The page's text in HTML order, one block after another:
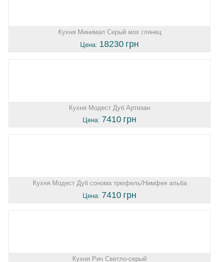
Кухня Минимал Серый мох глянец
Цена: 18230 грн
Кухня Модест Дуб Артизан
Цена: 7410 грн
Кухня Модест Дуб сонома трюфель/Нимфея альба
Цена: 7410 грн
Кухня Рич Светло-серый